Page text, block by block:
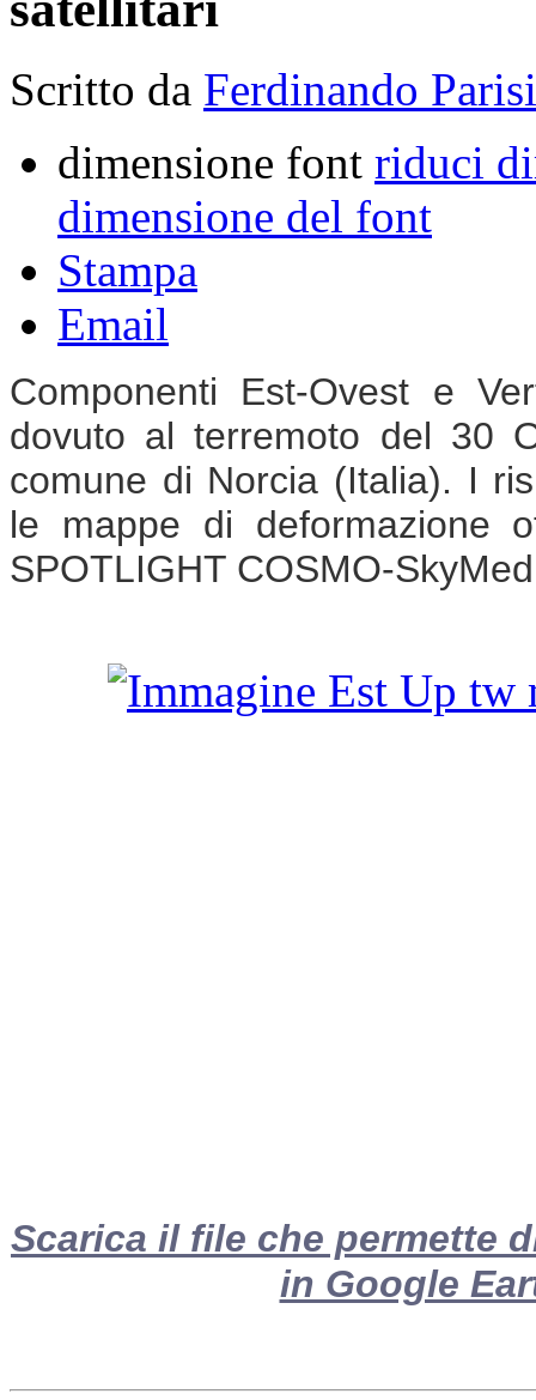
Scritto da Ferdinando Parisi
dimensione font riduci
dimensione del font
Stampa
Email
Componenti Est-Ovest e
dovuto al terremoto del 30
comune di Norcia (Italia). I
le mappe di deformazione
SPOTLIGHT COSMO-
Scarica il file che permette
in Google